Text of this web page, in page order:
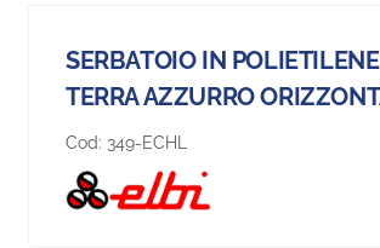
SERBATOIO IN
TERRA AZZURRO
Cod: 349-ECHL